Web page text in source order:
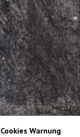
Cookies Warnung